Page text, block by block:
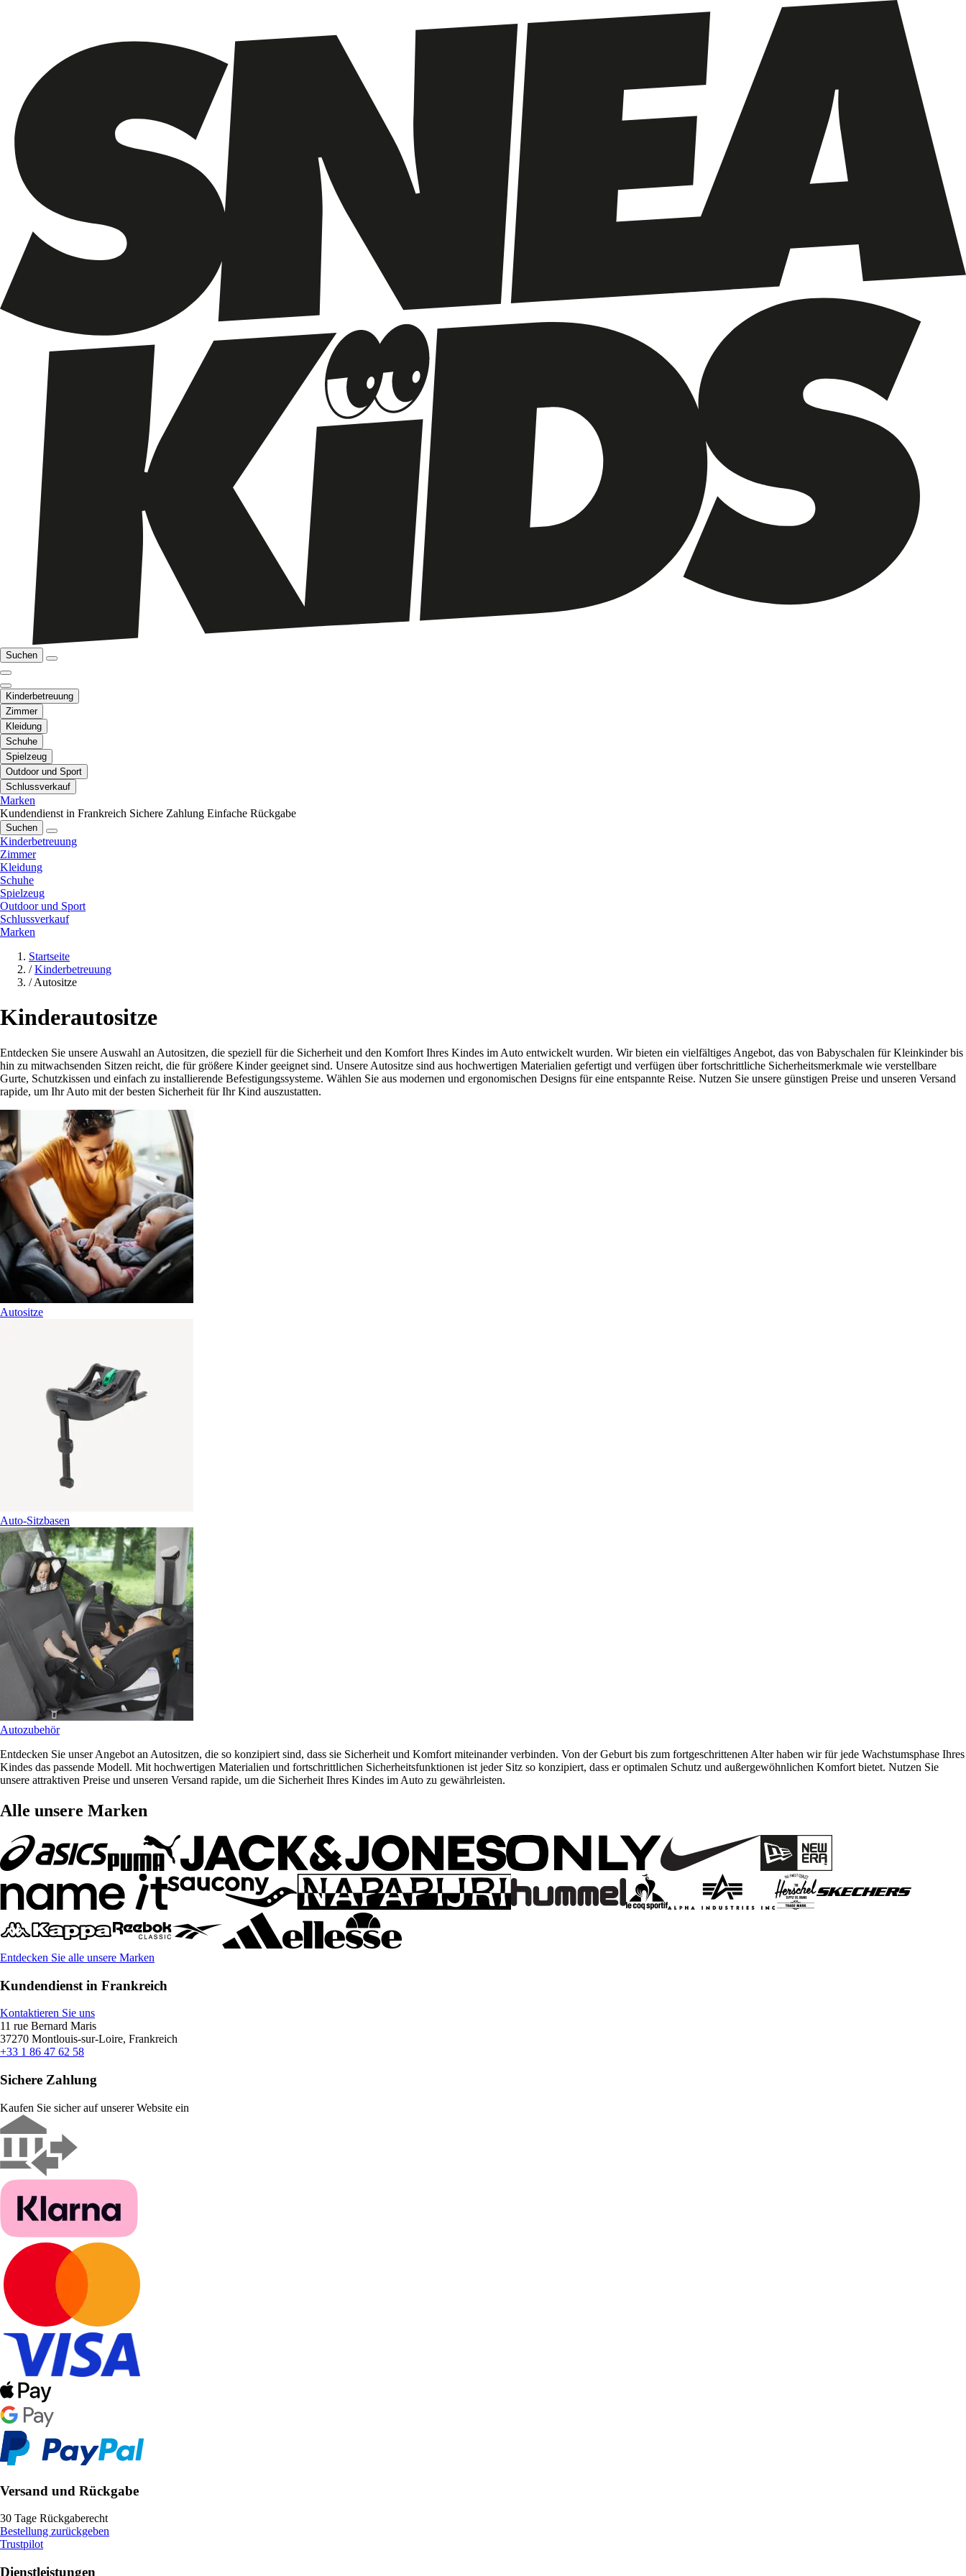
Suchen
Kinderbetreuung
Zimmer
Kleidung
Schuhe
Spielzeug
Outdoor und Sport
Schlussverkauf
Marken
Kundendienst in Frankreich Sichere Zahlung Einfache Rückgabe
Suchen
Kinderbetreuung
Zimmer
Kleidung
Schuhe
Spielzeug
Outdoor und Sport
Schlussverkauf
Marken
Startseite
/ Kinderbetreuung
/ Autositze
Kinderautositze
Entdecken Sie unsere Auswahl an Autositzen, die speziell für die Sicherheit und den Komfort Ihres Kindes im Auto entwickelt wurden. Wir bieten ein vielfältiges Angebot, das von Babyschalen für Kleinkinder bis
hin zu mitwachsenden Sitzen reicht, die für größere Kinder geeignet sind. Unsere Autositze sind aus hochwertigen Materialien gefertigt und verfügen über fortschrittliche Sicherheitsmerkmale wie verstellbare
Gurte, Schutzkissen und einfach zu installierende Befestigungssysteme. Wählen Sie aus modernen und ergonomischen Designs für eine entspannte Reise. Nutzen Sie unsere günstigen Preise und unseren Versand
rapide, um Ihr Auto mit der besten Sicherheit für Ihr Kind auszustatten.
Autositze
Auto-Sitzbasen
Autozubehör
Entdecken Sie unser Angebot an Autositzen, die so konzipiert sind, dass sie Sicherheit und Komfort miteinander verbinden. Von der Geburt bis zum fortgeschrittenen Alter haben wir für jede Wachstumsphase Ihres
Kindes das passende Modell. Mit hochwertigen Materialien und fortschrittlichen Sicherheitsfunktionen ist jeder Sitz so konzipiert, dass er optimalen Schutz und außergewöhnlichen Komfort bietet. Nutzen Sie
unsere attraktiven Preise und unseren Versand rapide, um die Sicherheit Ihres Kindes im Auto zu gewährleisten.
Alle unsere Marken
Entdecken Sie alle unsere Marken
Kundendienst in Frankreich
Kontaktieren Sie uns
11 rue Bernard Maris
37270 Montlouis-sur-Loire, Frankreich
+33 1 86 47 62 58
Sichere Zahlung
Kaufen Sie sicher auf unserer Website ein
Versand und Rückgabe
30 Tage Rückgaberecht
Bestellung zurückgeben
Trustpilot
Dienstleistungen